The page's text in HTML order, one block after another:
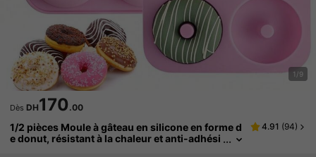
1/9
Dès DH170.00
1/2 pièces Moule à gâteau en silicone en forme d
e donut, résistant à la chaleur et anti-adhési
4.91 (94)